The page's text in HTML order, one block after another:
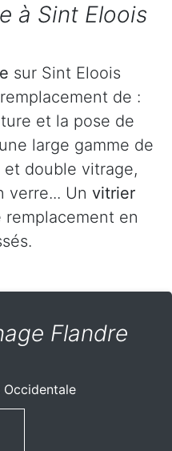
à Sint Eloois
sur Sint Eloois
de :
et la pose de
large gamme de
double vitrage,
verre... Un vitrier
remplacement en
Flandre
Occidentale